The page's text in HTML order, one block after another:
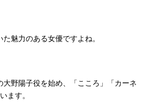
魅力のある女優ですよね。
野陽子役を始め、「こころ」「カーネ
ます。